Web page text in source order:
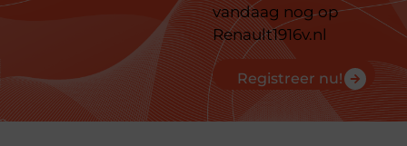
vandaag nog op
Renault1916v.nl
Registreer nu!